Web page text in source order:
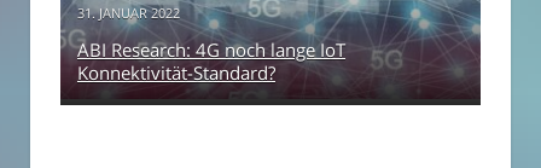
31. JANUAR 2022
ABI Research: 4G noch lange IoT
Konnektivität-Standard?